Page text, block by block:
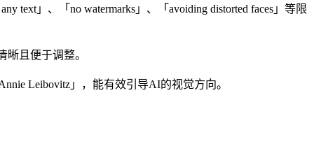
」、「no watermarks」、「avoiding distorted faces」等限
且便于调整。
Leibovitz」，能有效引导AI的视觉方向。